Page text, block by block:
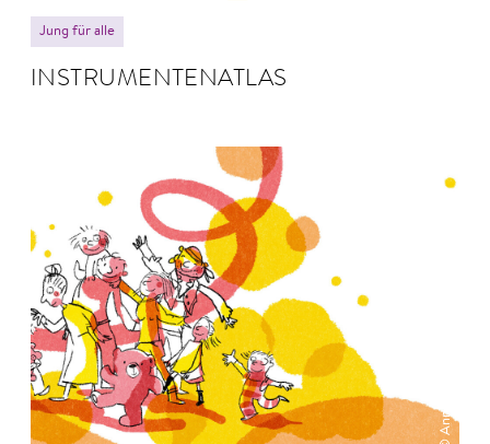
Jung für alle
INSTRU­MEN­TEN­ATLAS
© Anne Hofmann